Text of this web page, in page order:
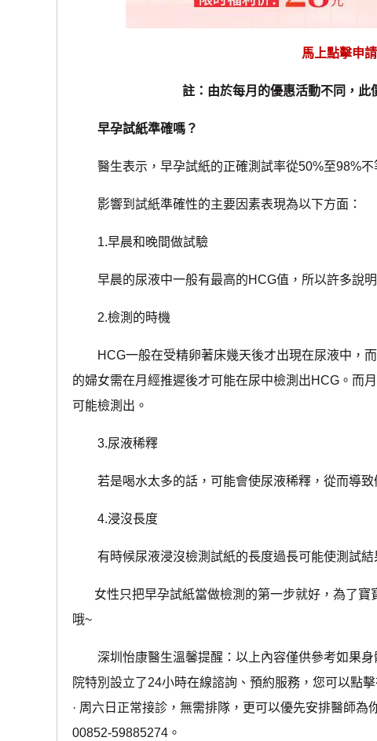
馬上點擊申
註：由於每月的優惠活動不同，
早孕試紙準確嗎？
醫生表示，早孕試紙的正確測試率從50%至98%不
影響到試紙準確性的主要因素表現為以下方面：
1.早晨和晚間做試驗
早晨的尿液中一般有最高的HCG值，所以許多說明
2.檢測的時機
HCG一般在受精卵著床幾天後才出現在尿液中，而
的婦女需在月經推遲後才可能在尿中檢測出HCG。而
可能檢測出。
3.尿液稀釋
若是喝水太多的話，可能會使尿液稀釋，從而導致
4.浸沒長度
有時候尿液浸沒檢測試紙的長度過長可能使測試結
女性只把早孕試紙當做檢測的第一步就好，為了寶
哦~
深圳怡康醫生溫馨提醒：以上內容僅供參考如果身
院特別設立了24小時在線諮詢、預約服務，您可以點
· ‎周六日正常接診，無需排隊，更可以優先安排醫師為
00852-59885274。